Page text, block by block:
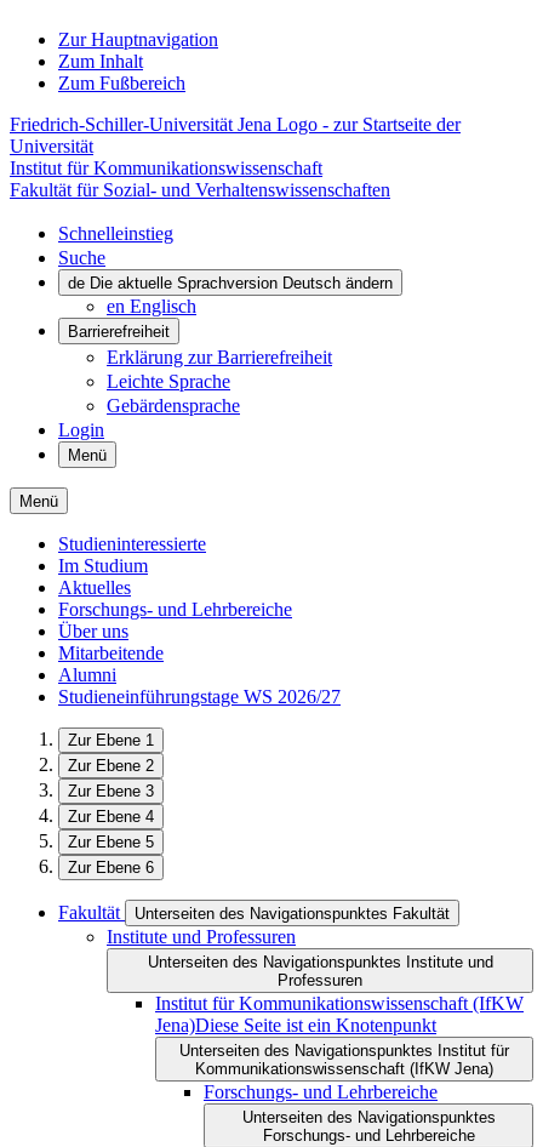
Zur Hauptnavigation
Zum Inhalt
Zum Fußbereich
Friedrich-Schiller-Universität Jena Logo - zur Startseite der
Universität
Institut für Kommunikations­wissenschaft
Fakultät für Sozial- und Verhaltenswissenschaften
Schnelleinstieg
Suche
de Die aktuelle Sprachversion Deutsch ändern
en Englisch
Barrierefreiheit
Erklärung zur Barrierefreiheit
Leichte Sprache
Gebärdensprache
Login
Menü
Menü
Studieninteressierte
Im Studium
Aktuelles
Forschungs- und Lehrbereiche
Über uns
Mitarbeitende
Alumni
Studieneinführungstage WS 2026/27
Zur Ebene 1
Zur Ebene 2
Zur Ebene 3
Zur Ebene 4
Zur Ebene 5
Zur Ebene 6
Fakultät Unterseiten des Navigationspunktes Fakultät
Institute und Professuren
Unterseiten des Navigationspunktes Institute und
Professuren
Institut für Kommunikations­wissenschaft (IfKW
Jena)Diese Seite ist ein Knotenpunkt
Unterseiten des Navigationspunktes Institut für
Kommunikations­wissenschaft (IfKW Jena)
Forschungs- und Lehrbereiche
Unterseiten des Navigationspunktes
Forschungs- und Lehrbereiche